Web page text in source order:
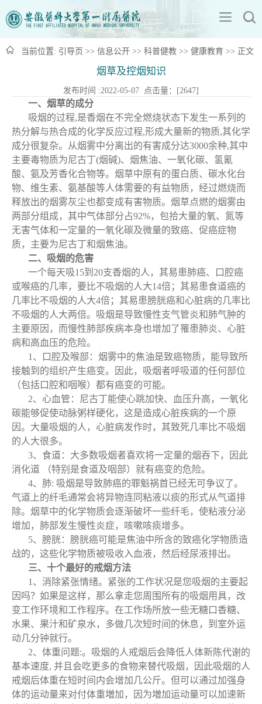
当前位置: 引导页 >> 信息公开 >> 科普健教 >> 健康教育 >> 正文
烟草及控烟知识
发布时间 :2022-05-07 点击量：[2647]
一、烟草的成分
吸烟的过程,是香烟在不完全燃烧状态下发生一系列的
热分解与热合成的化学反应过程,形成大量新的物质,其化学
成分很复杂。从烟雾中分离出的有害成分达3000余种,其中
主要毒物质为尼古丁(烟碱)、烟焦油、一氧化碳、氢氰
酸、氨及芳香化合物等。烟草中原有的蛋白质、碳水化台
物、维生素、氨基酸等人体需要的有益物质，经过燃烧而
释放出的烟雾灰尘也都变成有害物质。烟草点燃的烟雾由
两部分组成，其中气体部分占92%，包拾大量的氧、氮等
无害气体和一定量的一氧化碳及微量的致癌、促癌症物
质，主要为尼古丁和烟焦油。
二、吸烟的危害
一个每天吸15到20支香烟的人，其易患肺癌、口腔癌
或喉癌的几率，要比不吸烟的人大14倍；其易患食道癌的
几率比不吸烟的人大4倍；其易患膀胱癌和心脏病的几率比
不吸烟的人大两倍。吸烟是导致慢性支气管炎和肺气肿的
主要原因，而慢性肺部疾病本身也增加了罹患肺炎、心脏
病和高血压的危险。
1、口腔及喉部：烟雾中的焦油是致癌物质，能导致所
接触到的组织产生癌变。因此，吸烟者呼吸道的任何部位
（包括口腔和咽喉）都有癌变的可能。
2、心血管：尼古丁能使心跳加快、血压升高，一氧化
碳能够促使动脉粥样硬化，这是造成心脏疾病的一个原
因。大量吸烟的人，心脏病发作时，其致死几率比不吸烟
的人大很多。
3、食道：大多数吸烟者喜欢将一定量的烟吞下，因此
消化道 （特别是食道及咽部）就有癌变的危险。
4、肺: 吸烟是导致肺癌的罪魁祸首已经无可争议了。
气道上的纤毛通常会将异物连同粘液以痰的形式从气道排
除。烟草中的化学物质会逐渐破坏一些纤毛，使粘液分泌
增加，肺部发生慢性炎症，咳嗽咳痰增多。
5、膀胱：膀胱癌可能是焦油中所含的致癌化学物质造
战的，这些化学物质被吸收入血液，然后经尿液排出。
三、十个最好的戒烟方法
1、消除紧张情绪。紧张的工作状况是您吸烟的主要起
因吗？如果是这样，那么拿走您周围所有的吸烟用具，改
变工作环境和工作程序。在工作场所放一些无糖口香糖、
水果、果汁和矿泉水，多做几次短时间的休息，到室外运
动几分钟就行。
2、体重问题:。吸烟的人戒烟后会降低人体新陈代谢的
基本速度, 并且会吃更多的食物来替代吸烟，因此吸烟的人
戒烟后体重在短时间内会增加几公斤。但可以通过加强身
体的运动量来对付体重増加，因为増加运动量可以加速新